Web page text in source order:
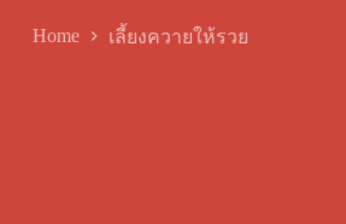
Home เลี้ยงควายให้รวย